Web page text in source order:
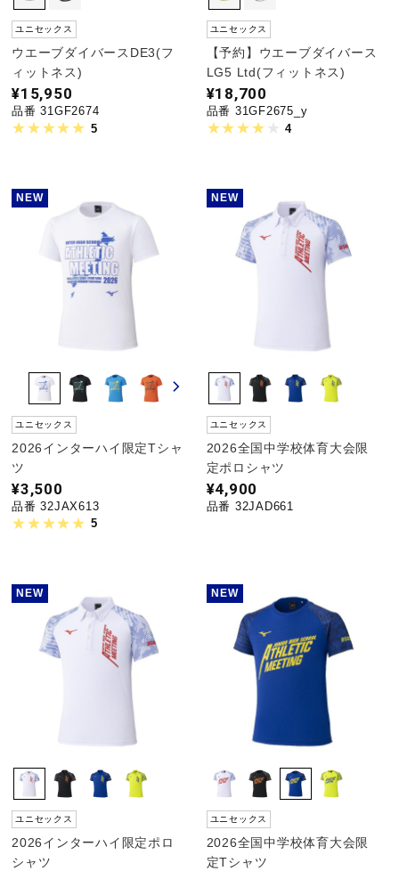
ユニセックス
ウエーブダイバースDE3(フ
ィットネス)
¥15,950
品番 31GF2674
5
ユニセックス
【予約】ウエーブダイバース
LG5 Ltd(フィットネス)
¥18,700
品番 31GF2675_y
4
NEW
ユニセックス
2026インターハイ限定Tシャ
ツ
¥3,500
品番 32JAX613
5
NEW
ユニセックス
2026全国中学校体育大会限
定ポロシャツ
¥4,900
品番 32JAD661
NEW
ユニセックス
2026インターハイ限定ポロ
シャツ
NEW
ユニセックス
2026全国中学校体育大会限
定Tシャツ